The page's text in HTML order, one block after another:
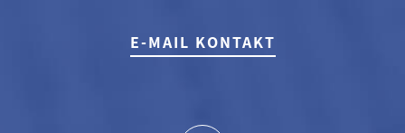
E-MAIL KONTAKT